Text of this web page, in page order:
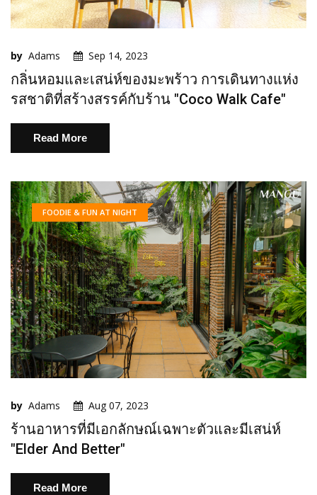
by Adams Sep 14, 2023
กลิ่นหอมและเสน่ห์ของมะพร้าว การเดินทางแห่ง
รสชาติที่สร้างสรรค์กับร้าน "Coco Walk Cafe"
Read More
FOODIE & FUN AT NIGHT
by Adams Aug 07, 2023
ร้านอาหารที่มีเอกลักษณ์เฉพาะตัวและมีเสน่ห์
"Elder And Better"
Read More